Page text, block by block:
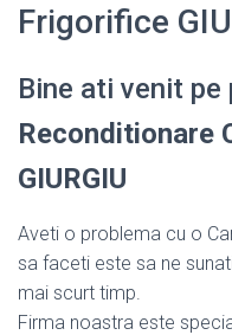
Frigorifice
Bine ati venit pe
Reconditionare
GIURGIU
Aveti o problema cu o
sa faceti este sa ne
mai scurt timp.
Firma noastra este